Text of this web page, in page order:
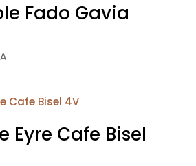
Fado Gavia
Eyre Cafe Bisel